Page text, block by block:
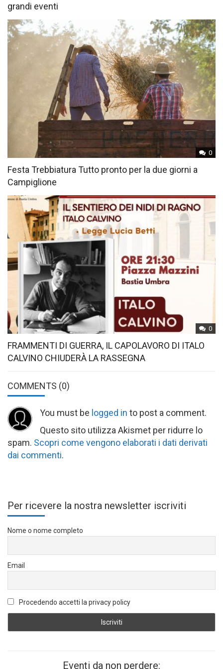
grandi eventi
0
Festa Trebbiatura Tutto pronto per la due giorni a
Campiglione
0
FRAMMENTI DI GUERRA, IL CAPOLAVORO DI ITALO
CALVINO CHIUDERÀ LA RASSEGNA
COMMENTS (0)
You must be logged in to post a comment.
Questo sito utilizza Akismet per ridurre lo
spam. Scopri come vengono elaborati i dati derivati
dai commenti.
Per ricevere la nostra newsletter iscriviti
Nome o nome completo
Email
Procedendo accetti la privacy policy
Eventi da non perdere: